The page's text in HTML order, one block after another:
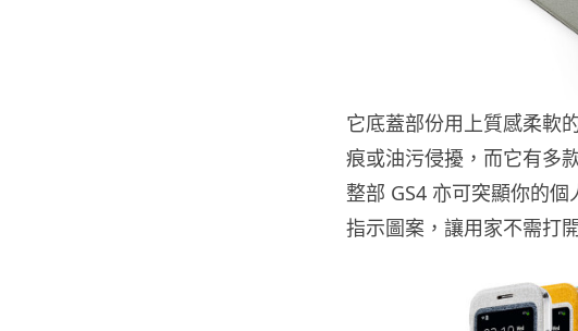
它底蓋部份用上質感柔軟
痕或油污侵擾，而它有多
整部 GS4 亦可突顯你的
指示圖案，讓用家不需打